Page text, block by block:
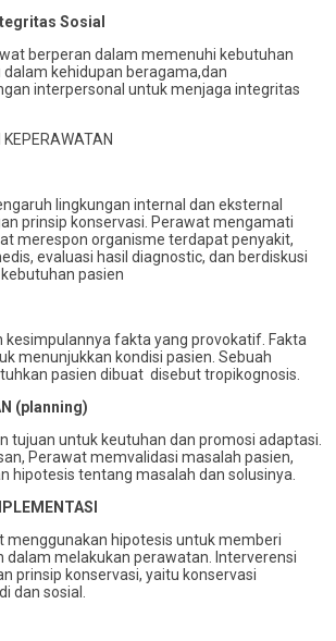
Sosial
berperan dalam memenuhi kebutuhan
kehidupan beragama,dan
interpersonal untuk menjaga integritas
lingkungan internal dan eksternal
prinsip konservasi. Perawat mengamati
merespon organisme terdapat penyakit,
evaluasi hasil diagnostic, dan berdiskusi
pasien
kesimpulannya fakta yang provokatif. Fakta
menunjukkan kondisi pasien. Sebuah
pasien dibuat disebut tropikognosis.
(planning)
tujuan untuk keutuhan dan promosi adaptasi.
Perawat memvalidasi masalah pasien,
hipotesis tentang masalah dan solusinya.
menggunakan hipotesis untuk memberi
dalam melakukan perawatan. Interverensi
prinsip konservasi, yaitu konservasi
dan sosial.